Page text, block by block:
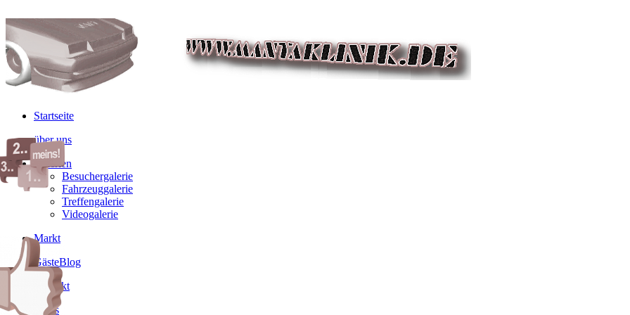
Startseite
über uns
Galerien
Besuchergalerie
Fahrzeuggalerie
Treffengalerie
Videogalerie
Markt
GästeBlog
Kontakt
Links